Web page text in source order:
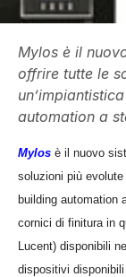
Mylos è il
offrire tutte le
automation a
Mylos è il nuovo
soluzioni più evolute
building automation
cornici di finitura in
Lucent) disponibili
dispositivi